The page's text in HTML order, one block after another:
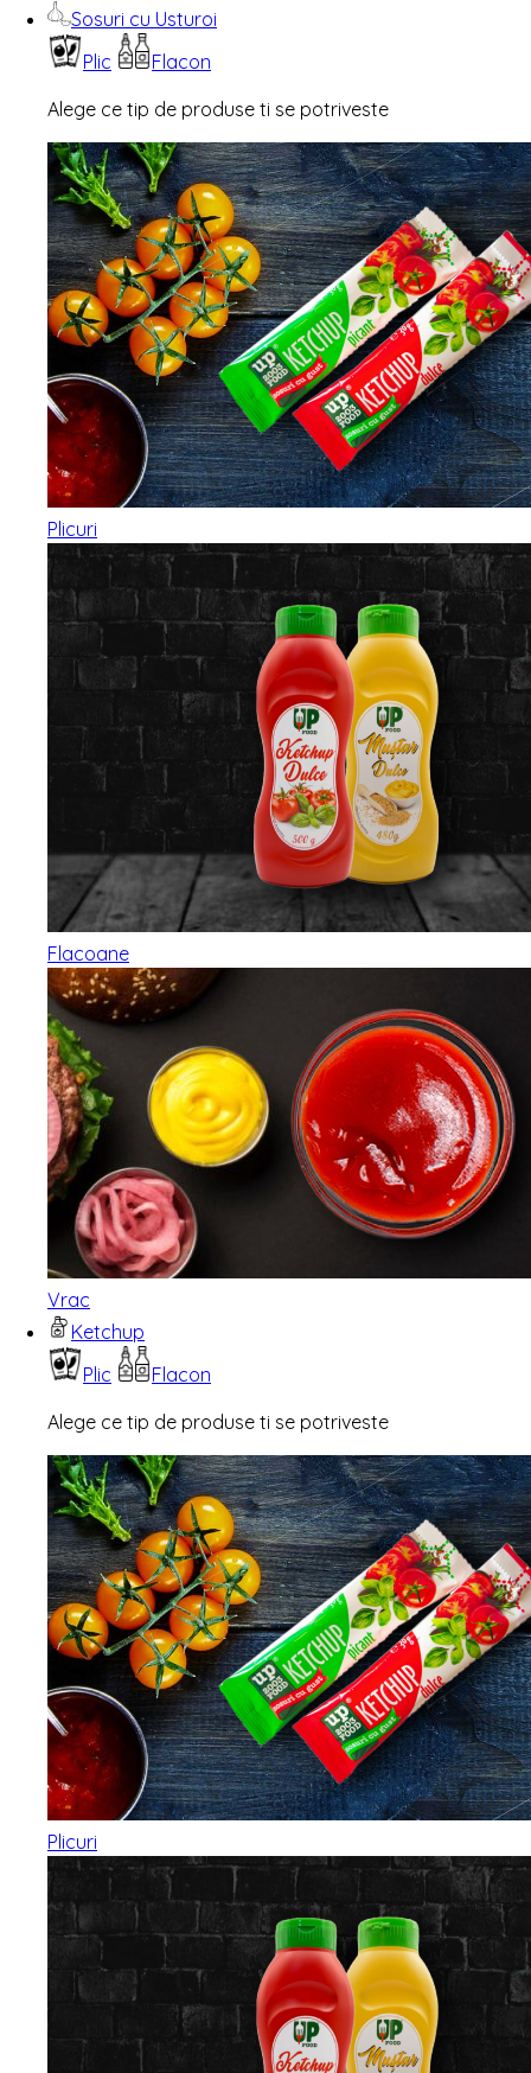
Sosuri cu Usturoi
Plic
Flacon
Alege ce tip de produse ti se potriveste
Plicuri
Flacoane
Vrac
Ketchup
Plic
Flacon
Alege ce tip de produse ti se potriveste
Plicuri